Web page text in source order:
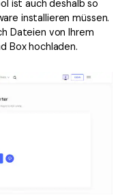
ist auch deshalb so
installieren müssen.
Dateien von Ihrem
Box hochladen.